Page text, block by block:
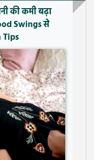
की कमी बढ़ा
Swings से